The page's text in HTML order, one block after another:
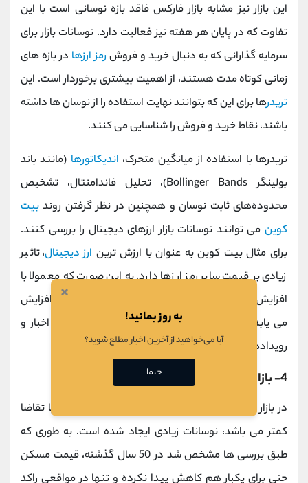
این بازار نیز مشابه بازار فارکس فاقد بازه نوسانی است با این
تفاوت که در پایان هر هفته نیز فعالیت دارد. نوسانات بازار برای
سرمایه گذارانی که به دنبال خرید و فروش رمز ارزها در بازه های
زمانی کوتاه مدت هستند، از اهمیت بیشتری برخوردار است. این
تریدرها برای این که بتوانند نهایت استفاده را از نوسان ها داشته
باشند، نقاط خرید و فروش را شناسایی می کنند.
تریدرها با استفاده از میانگین متحرک، اندیکاتورها (مانند باند
بولینگر Bollinger Bands)، تحلیل فاندامنتال، تشخیص
محدوده‌های ثابت نوسان و همچنین در نظر گرفتن روند بیت
کوین می توانند نوسانات بازار ارزهای دیجیتال را بررسی کنند.
برای مثال بیت کوین به عنوان با ارزش ترین ارز دیجیتال، تاثیر
زیادی بر قیمت سایر رمز ارزها دارد. به این صورت که معمولا با
افزایش قیمت بیت کوین، قیمت سایر
ها نیز افزایش
می یابد و بالعکس. سرمایه گذاران و تریدرها نباید از اخبار و
رویدادهای مربوط به ارزهای دیجیتال غافل شوند.
4- بازار مسکن
در بازار مسکن به دلیل این که میزان عرضه در مقایسه با تقاضا
کمتر می باشد، نوسانات زیادی ایجاد شده است. به طوری که
طبق بررسی ها مشخص شد در 50 سال گذشته، قیمت مسکن
حتی برای یکبار هم کاهش پیدا نکرده و تنها در مواقعی راکد
×
به روز بمانید!
آیا می‌خواهید از آخرین اخبار مطلع شوید؟
حتما